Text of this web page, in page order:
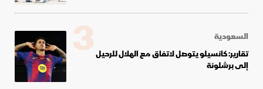
السعودية
تقارير: كانسيلو يتوصل لاتفاق مع الهلال للرحيل
إلى برشلونة
3